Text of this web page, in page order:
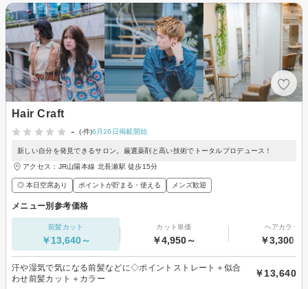
Hair Craft
-
(-件)6月26日掲載開始
新しい自分を発見できるサロン。厳選薬剤と高い技術でトータルプロデュース！
アクセス：JR山陽本線 北長瀬駅 徒歩15分
◎ 本日空席あり ポイントが貯まる・使える メンズ歓迎
メニュー別参考価格
前髪カット
￥13,640～
カット単価
￥4,950～
ヘアカラー
￥3,300～
汗や湿気で気になる前髪などに◇ポイントストレート＋似合
わせ前髪カット＋カラー
￥13,640